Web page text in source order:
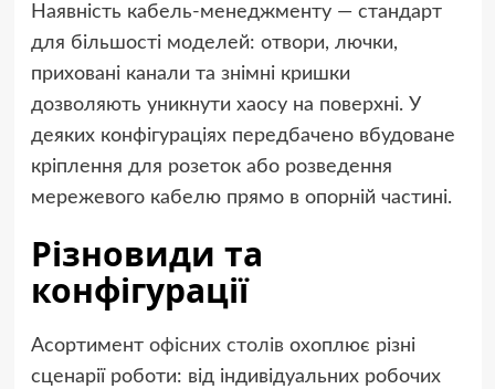
Наявність кабель-менеджменту — стандарт
для більшості моделей: отвори, лючки,
приховані канали та знімні кришки
дозволяють уникнути хаосу на поверхні. У
деяких конфігураціях передбачено вбудоване
кріплення для розеток або розведення
мережевого кабелю прямо в опорній частині.
Різновиди та
конфігурації
Асортимент офісних столівохоплює різні
сценарії роботи: від індивідуальних робочих